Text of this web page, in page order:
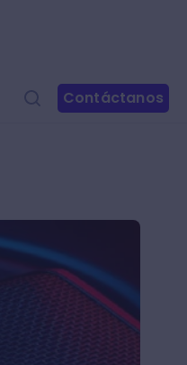
Contáctanos
podcast y ¡disfruta